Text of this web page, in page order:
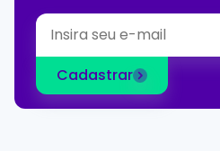
Cadastrar